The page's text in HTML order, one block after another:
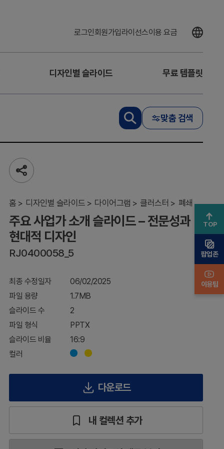
로그인회원가입라이선스이용 요금
디자인별 슬라이드 무료 템플릿
맞춤 검색
공
유
기
홈 디자인별 슬라이드 다이어그램 클러스터 폐쇄
개
슬
라
–
전
문
성
과
현
적
자
인
주요 사업가 소개 슬라이드 – 전문성과
현대적 디자인
RJ0400058_5
최종 수정일자
06/02/2025
파일 용량
1.7MB
슬라이드 수
2
파일 형식
PPTX
슬라이드 비율
16:9
컬러
다운로드
내 컬렉션 추가
TOP
팝업존
이용팁